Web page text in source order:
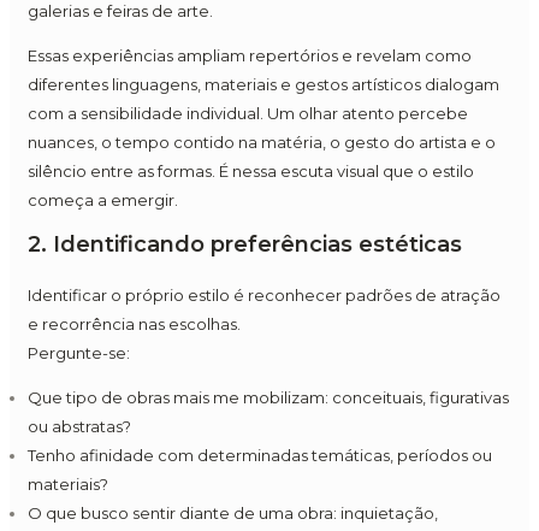
galerias e feiras de arte.
Essas experiências ampliam repertórios e revelam como
diferentes linguagens, materiais e gestos artísticos dialogam
com a sensibilidade individual. Um olhar atento percebe
nuances, o tempo contido na matéria, o gesto do artista e o
silêncio entre as formas. É nessa escuta visual que o estilo
começa a emergir.
2. Identificando preferências estéticas
Identificar o próprio estilo é reconhecer padrões de atração
e recorrência nas escolhas.
Pergunte-se:
Que tipo de obras mais me mobilizam: conceituais, figurativas
ou abstratas?
Tenho afinidade com determinadas temáticas, períodos ou
materiais?
O que busco sentir diante de uma obra: inquietação,